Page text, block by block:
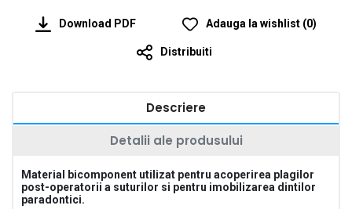
Download PDF Adauga la wishlist (0)
Distribuiti
Descriere
Detalii ale produsului
Material bicomponent utilizat pentru acoperirea plagilor
post-operatorii a suturilor si pentru imobilizarea dintilor
paradontici.